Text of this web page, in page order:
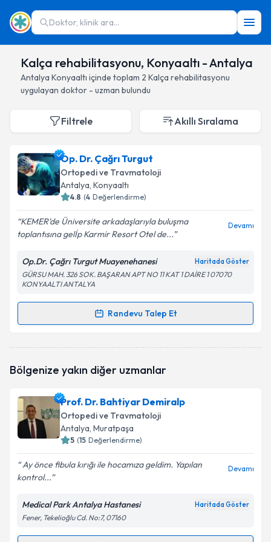
Doktor, klinik ara...
Kalça rehabilitasyonu, Konyaaltı - Antalya
Antalya Konyaaltı içinde toplam 2 Kalça rehabilitasyonu
uygulayan doktor - uzman bulundu
Filtrele Akıllı Sıralama
Op. Dr. Çağrı Turgut
Ortopedi ve Travmatoloji
Antalya, Konyaaltı
4.8 (4 Değerlendirme)
KEMER'de Üniversite arkadaşlarıyla buluşma
toplantısına gelİp Karmir Resort Otel de...
Devamı
Op.Dr. Çağrı Turgut Muayenehanesi Haritada Göster
GÜRSU MAH. 326 SOK. BAŞARAN APT NO 11 KAT 1 DAİRE 1 07070
KONYAALTI ANTALYA
Randevu Talep Et
Randevu Takvimi Talebi
oluşturun. Size bu uzmandan randevu almanız için bir
E-posta Adresiniz
Kişisel verilerimin işlenmesine ilişkinAydınlatma
Bölgenize yakın diğer uzmanlar
Prof. Dr. Bahtiyar Demiralp
Ortopedi ve Travmatoloji
Antalya, Muratpaşa
5 (15 Değerlendirme)
Ay önce fibula kırığı ile hocamıza geldim. Yapılan
kontrol...
Devamı
Medical Park Antalya Hastanesi Haritada Göster
Fener, Tekelioğlu Cd. No:7, 07160